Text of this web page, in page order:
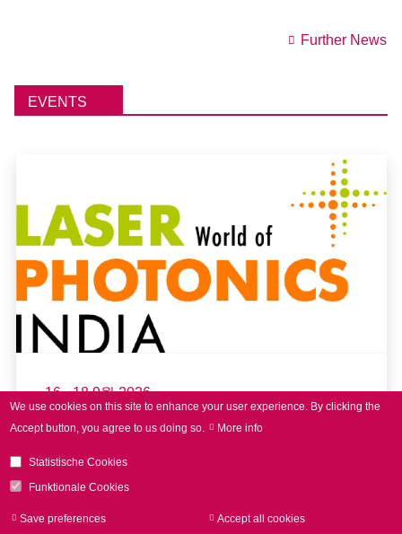
Further News
EVENTS
16 - 18 9월 2026
LASER World of PHOTONICS
We use cookies on this site to enhance your user experience. By clicking the
Accept button, you agree to us doing so.
More info
Statistische Cookies
Funktionale Cookies
Save preferences Accept all cookies